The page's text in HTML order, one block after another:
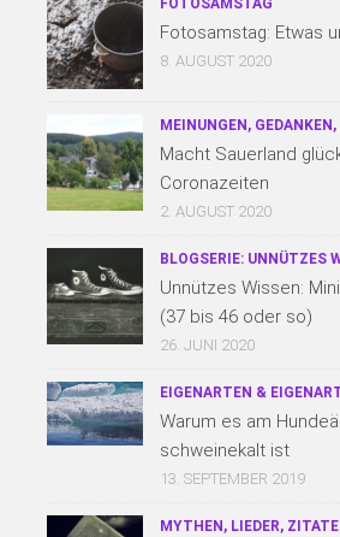
FOTOSAMSTAG
Fotosamstag: Etwas
8. AUGUST 2020
MEINUNGEN, GEDANKEN,
Macht Sauerland
Coronazeiten
2. AUGUST 2020
BLOGSERIE: UNNÜTZES
Unnützes Wissen:
(37 bis 46 oder so)
26. JUNI 2020
EIGENARTEN &
Warum es am
schweinekalt ist
13. SEPTEMBER 2019
MYTHEN, LIEDER, ZITATE